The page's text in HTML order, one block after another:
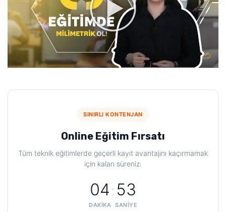
SINIRLI KONTENJAN
Online Eğitim Fırsatı
Tüm teknik eğitimlerde geçerli kayıt avantajını kaçırmamak
için kalan süreniz:
04
DAKIKA
: 52
SANIYE